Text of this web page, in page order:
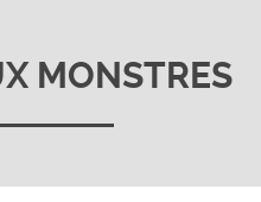
MONSTRES